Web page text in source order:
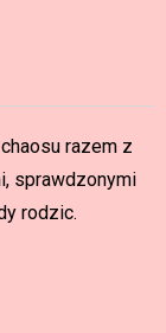
razem z
sprawdzonymi
rodzic.